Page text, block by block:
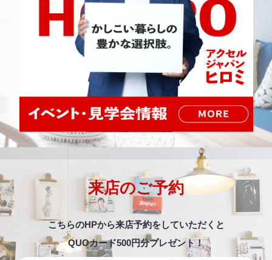
来店のご予約
こちらのHPから来店予約をしていただくと
QUOカード500円分プレゼント！